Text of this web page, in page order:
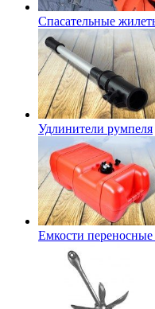
Спасательные
Удлинители румпеля
Емкости